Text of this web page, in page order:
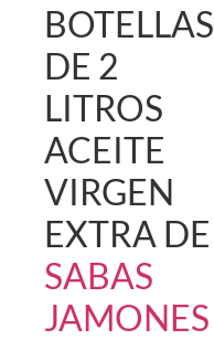
BOTELLAS
DE 2
LITROS
ACEITE
VIRGEN
EXTRA DE
SABAS
JAMONES